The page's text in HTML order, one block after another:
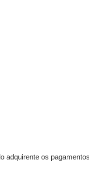
adquirente os